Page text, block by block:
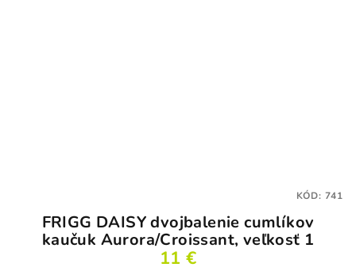
FRIGG DAISY dvojbalenie cumlíkov
kaučuk Aurora/Croissant, veľkosť 1
11 €
KÓD: 741